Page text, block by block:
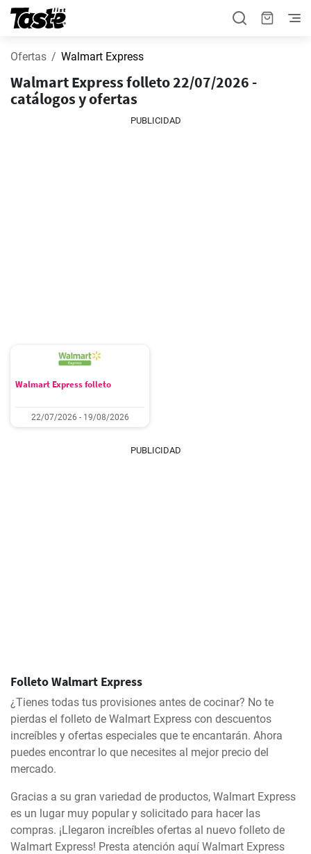
Ofertas Walmart Express
Walmart Express folleto 22/07/2026 -
catálogos y ofertas
PUBLICIDAD
Walmart Express folleto
22/07/2026 - 19/08/2026
PUBLICIDAD
Folleto Walmart Express
¿Tienes todas tus provisiones antes de cocinar? No te
pierdas el folleto de Walmart Express con descuentos
increíbles y ofertas especiales que te encantarán. Ahora
puedes encontrar lo que necesites al mejor precio del
mercado.
Gracias a su gran variedad de productos, Walmart Express
es un lugar muy popular y solicitado para hacer las
compras. ¡Llegaron increíbles ofertas al nuevo folleto de
Walmart Express! Presta atención aquí Walmart Express